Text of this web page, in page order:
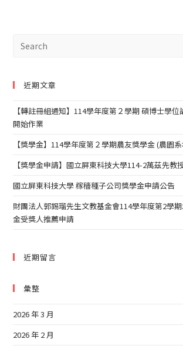
近期文章
【轉註冊組通知】114學年度第２學期 碩博士學
開始作業
【獎學金】114學年度第２學期農友獎學金 (農園
【獎學金申請】國立屏東科技大學114-2萬茲先教
國立屏東科技大學 稼穡種子公司獎學金申請公告
財團法人郭錫瑠先生文教基金會114學年度第2學
金受獎人推薦申請
近期留言
彙整
2026 年 3 月
2026 年 2 月